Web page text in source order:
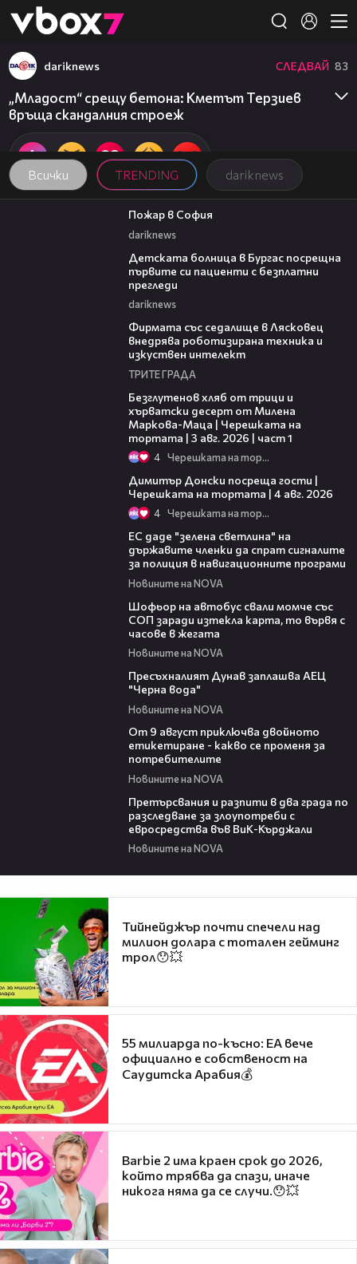
👾
Всички TRENDING dariknews
dariknews СЛЕДВАЙ 83
„Младост“ срещу бетона: Кметът Терзиев
връща скандалния строеж
00:20
Пожар в София
dariknews
Детската болница в Бургас посрещна
първите си пациенти с безплатни
прегледи
dariknews
Фирмата със седалище в Лясковец
внедрява роботизирана техника и
изкуствен интелект
ТРИТЕ ГРАДА
Безглутенов хляб от трици и
хърватски десерт от Милена
Маркова-Маца | Черешката на
тортата | 3 авг. 2026 | част 1
4 Черешката на тортата
Димитър Донски посреща гости |
Черешката на тортата | 4 авг. 2026
4 Черешката на тортата
ЕС даде "зелена светлина" на
държавите членки да спрат сигналите
за полиция в навигационните програми
Новините на NOVA
Шофьор на автобус свали момче със
СОП заради изтекла карта, то вървя с
часове в жегата
Новините на NOVA
Пресъхналият Дунав заплашва АЕЦ
"Черна вода"
Новините на NOVA
От 9 август приключва двойното
етикетиране - какво се променя за
потребителите
Новините на NOVA
Претърсвания и разпити в два града по
разследване за злоупотреби с
евросредства във ВиК-Кърджали
Новините на NOVA
Тийнейджър почти спечели над
милион долара с тотален гейминг
трол😯💥
55 милиарда по-късно: EA вече
официално е собственост на
Саудитска Арабия💰
Barbie 2 има краен срок до 2026,
който трябва да спази, иначе
никога няма да се случи.😯💥